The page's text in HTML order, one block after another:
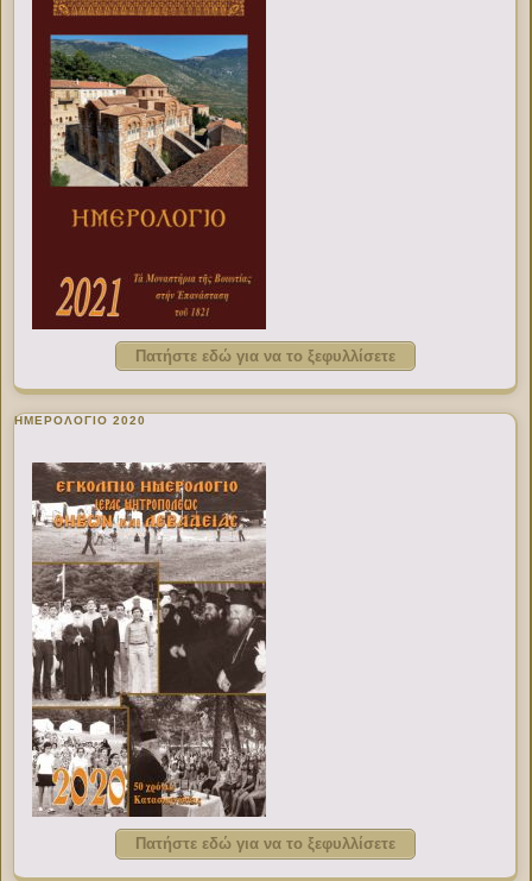
Πατήστε εδώ για να το ξεφυλλίσετε
ΗΜΕΡΟΛΟΓΙΟ 2020
Πατήστε εδώ για να το ξεφυλλίσετε